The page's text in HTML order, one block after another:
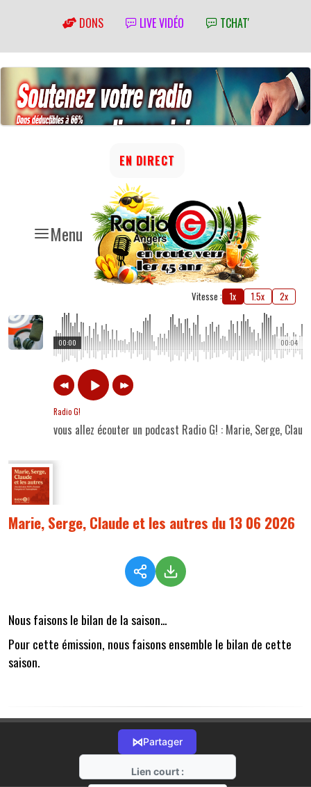
DONS LIVE VIDÉO TCHAT'
Menu
EN DIRECT
Vitesse : 1x 1.5x 2x
00:04
00:00
Radio G!
vous allez écouter un podcast Radio G! : Marie, Serge,
Marie, Serge, Claude et les autres du 13 06 2026
Nous faisons le bilan de la saison...
Pour cette émission, nous faisons ensemble le bilan de cette
saison.
⋈Partager
Lien court :